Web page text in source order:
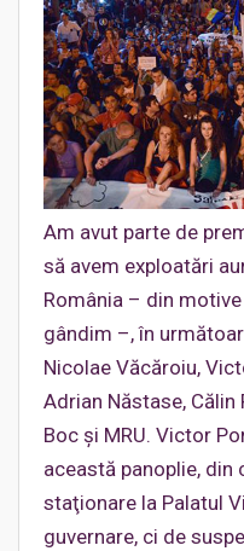
Am avut parte de
să avem exploatări
România – din
gândim –, în
Nicolae Văcăroiu,
Adrian Năstase, Călin
Boc şi MRU. Victor
această panoplie, din
staţionare la Palatul
guvernare, ci de